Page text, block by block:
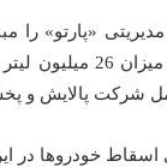
مستهلک‌تر،
شرکت پالایش و
خودروها در